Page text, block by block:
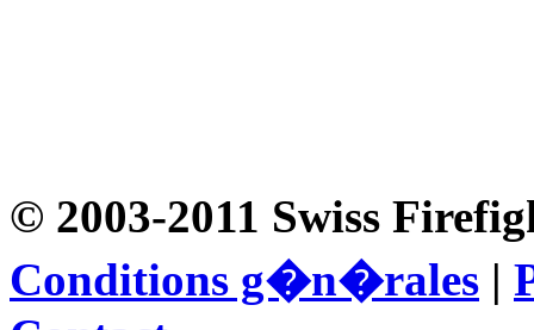
© 2003-2011 Swiss
Conditions g�n�rales |